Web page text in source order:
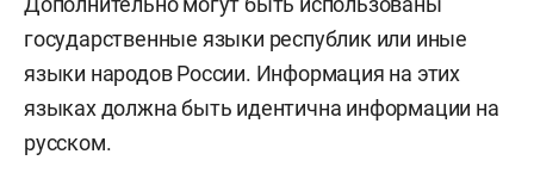
государственные языки республик или иные
языки народов России. Информация на этих
языках должна быть идентична информации на
русском.